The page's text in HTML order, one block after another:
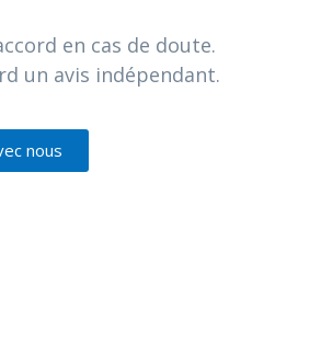
en cas de doute.
un avis indépendant.
nous